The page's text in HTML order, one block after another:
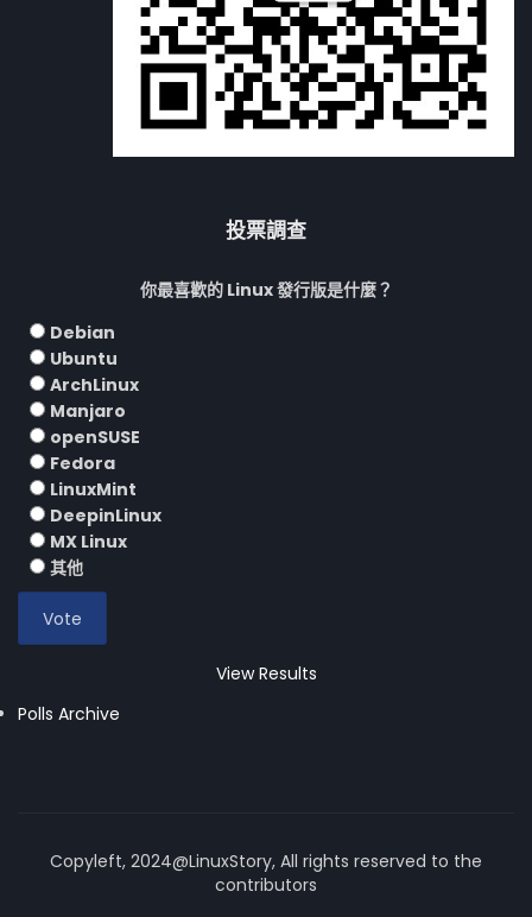
投票調查
你最喜歡的 Linux 發行版是什麼？
Debian
Ubuntu
ArchLinux
Manjaro
openSUSE
Fedora
LinuxMint
DeepinLinux
MX Linux
其他
View Results
Polls Archive
Copyleft, 2024@LinuxStory, All rights reserved to the
contributors